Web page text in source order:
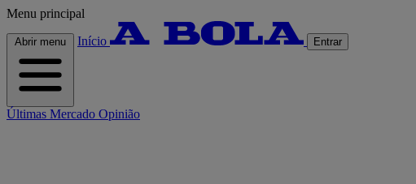
Menu principal
Abrir menu Início Entrar
Últimas Mercado Opinião